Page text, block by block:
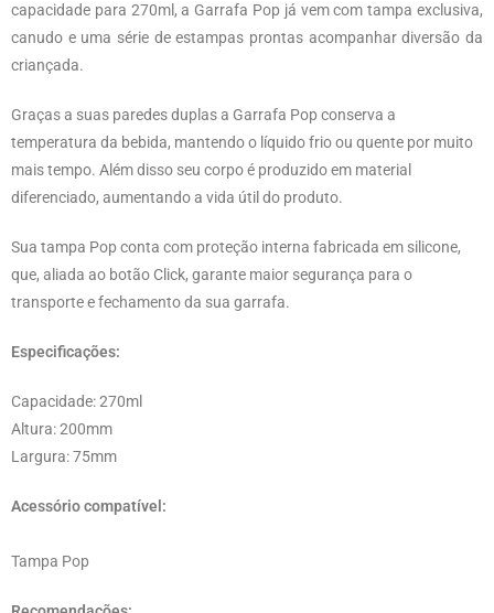
capacidade para 270ml, a Garrafa Pop já vem com tampa exclusiva,
canudo e uma série de estampas prontas acompanhar diversão da
criançada.
Graças a suas paredes duplas a Garrafa Pop conserva a
temperatura da bebida, mantendo o líquido frio ou quente por muito
mais tempo. Além disso seu corpo é produzido em material
diferenciado, aumentando a vida útil do produto.
Sua tampa Pop conta com proteção interna fabricada em silicone,
que, aliada ao botão Click, garante maior segurança para o
transporte e fechamento da sua garrafa.
Especificações:
Capacidade: 270ml
Altura: 200mm
Largura: 75mm
Acessório compatível:
Tampa Pop